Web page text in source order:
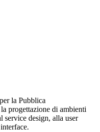
la Pubblica
progettazione di ambienti
design, alla user